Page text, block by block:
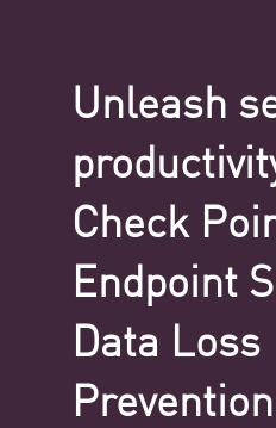
Unleash
Check
Endpoint
Data Loss
Prevention